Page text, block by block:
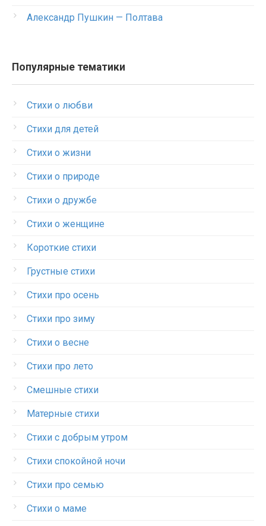
Александр Пушкин — Полтава
Популярные тематики
Стихи о любви
Стихи для детей
Стихи о жизни
Стихи о природе
Стихи о дружбе
Стихи о женщине
Короткие стихи
Грустные стихи
Стихи про осень
Стихи про зиму
Стихи о весне
Стихи про лето
Смешные стихи
Матерные стихи
Стихи с добрым утром
Стихи спокойной ночи
Стихи про семью
Стихи о маме